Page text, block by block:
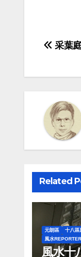
Post
采葉
Related
元朗區 十八區
風水REPORTER
風水十